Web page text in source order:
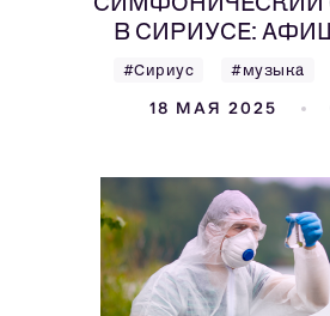
В СИРИУСЕ:
#Сириус #музыка
18 МАЯ 2025